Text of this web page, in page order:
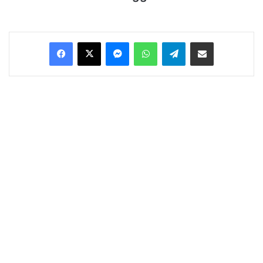
Facebook
X MessengerWhatsAppTelegramCondividi via Email